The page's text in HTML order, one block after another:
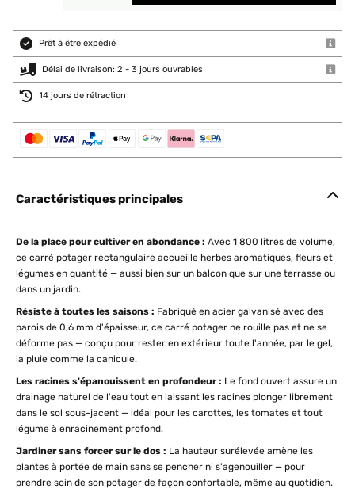
Prêt à être expédié
Délai de livraison: 2 - 3 jours ouvrables
14 jours de rétraction
Caractéristiques principales
De la place pour cultiver en abondance : Avec 1 800 litres de volume,
ce carré potager rectangulaire accueille herbes aromatiques, fleurs et
légumes en quantité — aussi bien sur un balcon que sur une terrasse ou
dans un jardin.
Résiste à toutes les saisons : Fabriqué en acier galvanisé avec des
parois de 0,6 mm d'épaisseur, ce carré potager ne rouille pas et ne se
déforme pas — conçu pour rester en extérieur toute l'année, par le gel,
la pluie comme la canicule.
Les racines s'épanouissent en profondeur : Le fond ouvert assure un
drainage naturel de l'eau tout en laissant les racines plonger librement
dans le sol sous-jacent — idéal pour les carottes, les tomates et tout
légume à enracinement profond.
Jardiner sans forcer sur le dos : La hauteur surélevée amène les
plantes à portée de main sans se pencher ni s'agenouiller — pour
prendre soin de son potager de façon confortable, même au quotidien.